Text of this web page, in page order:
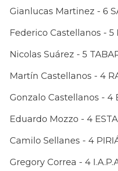
Gianlucas Martinez - 6
Federico Castellanos - 5
Nicolas Suárez - 5
Martín Castellanos - 4
Gonzalo Castellanos - 4
Eduardo Mozzo - 4
Camilo Sellanes - 4
Gregory Correa - 4